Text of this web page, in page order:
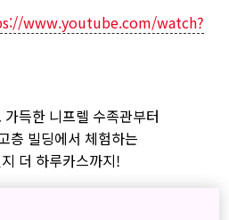
www.youtube.com/watch?
득한 니프렐 수족관부터
층 빌딩에서 체험하는
더 하루카스까지!